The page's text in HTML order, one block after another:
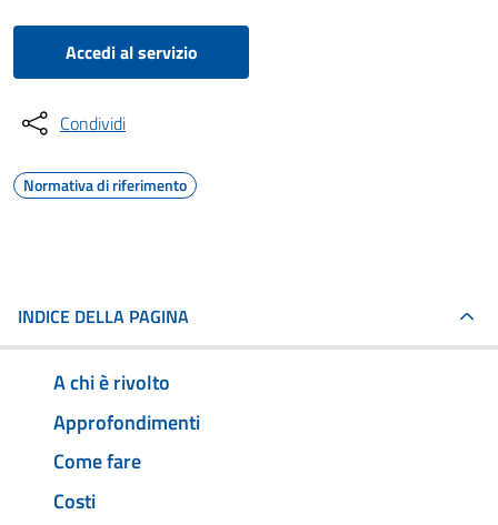
Accedi al servizio
Condividi
Normativa di riferimento
INDICE DELLA PAGINA
A chi è rivolto
Approfondimenti
Come fare
Costi